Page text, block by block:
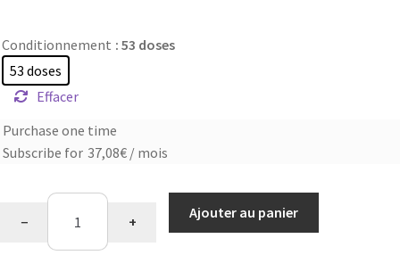
Conditionnement : 53 doses
53 doses
Effacer
Choose
purchase
Purchase one time
Subscribe for 37,08€ / mois
quantité
− +
Ajouter au panier